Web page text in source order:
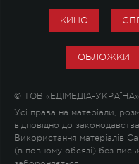
КИНО
ОБЛОЖКИ
© ТОВ «ЕДІМЕДІА-
Усі права на матеріали,
відповідно до
Використання матеріалів
(в повному обсязі) без